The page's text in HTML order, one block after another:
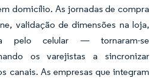
domicílio. As jornadas de compra
validação de dimensões na loja,
pelo celular — tornaram-se
os varejistas a sincronizar
canais. As empresas que integram